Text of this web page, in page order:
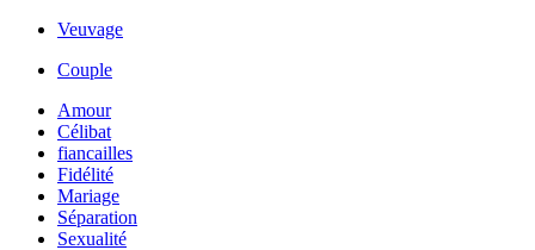
Veuvage
Couple
Amour
Célibat
fiancailles
Fidélité
Mariage
Séparation
Sexualité